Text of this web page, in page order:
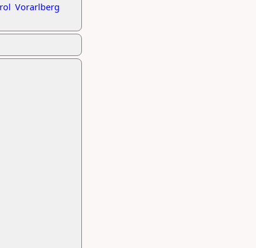
Vorarlberg